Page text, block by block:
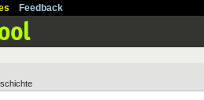
Feedback